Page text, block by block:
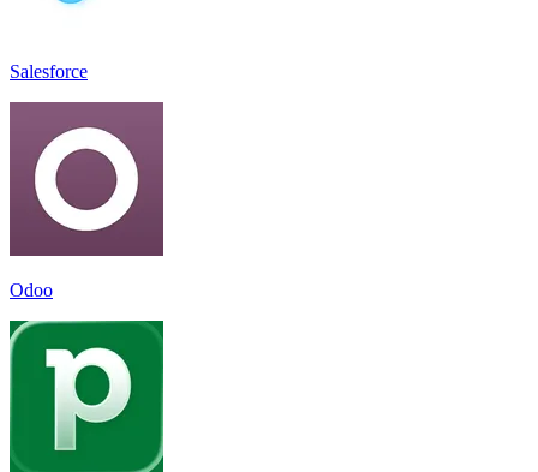
Salesforce
Odoo